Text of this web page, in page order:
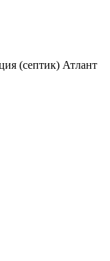
(септик) Атлант